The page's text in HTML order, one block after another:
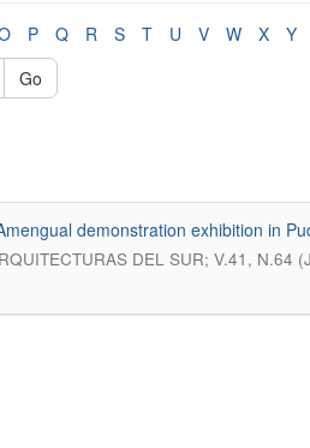
P Q R S T U V W X Y
Go
demonstration exhibition in
DEL SUR; V.41, N.64